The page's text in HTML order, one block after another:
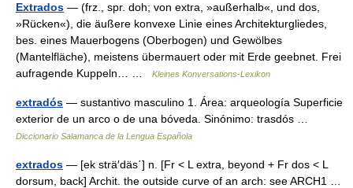
Extrados — (frz., spr. doh; von extra, »außerhalb«, und dos,
»Rücken«), die äußere konvexe Linie eines Architekturgliedes,
bes. eines Mauerbogens (Oberbogen) und Gewölbes
(Mantelfläche), meistens übermauert oder mit Erde geebnet. Frei
aufragende Kuppeln… …
Kleines Konversations-Lexikon
extradós — sustantivo masculino 1. Área: arqueología Superficie
exterior de un arco o de una bóveda. Sinónimo: trasdós …
Diccionario Salamanca de la Lengua Española
extrados — [ek strä′däs΄] n. [Fr < L extra, beyond + Fr dos < L
dorsum, back] Archit. the outside curve of an arch: see ARCH1 …